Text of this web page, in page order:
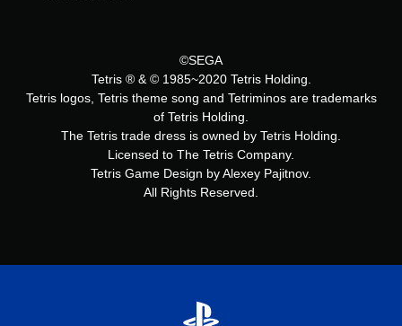
©SEGA
Tetris ® & © 1985~2020 Tetris Holding.
Tetris logos, Tetris theme song and Tetriminos are trademarks
of Tetris Holding.
The Tetris trade dress is owned by Tetris Holding.
Licensed to The Tetris Company.
Tetris Game Design by Alexey Pajitnov.
All Rights Reserved.